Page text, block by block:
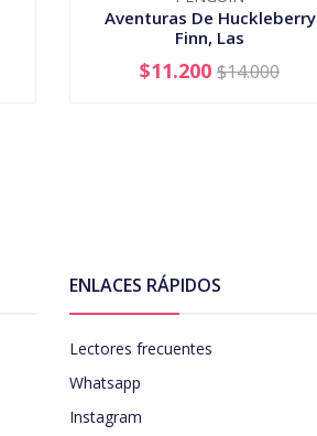
Aventuras De Huckleberry
Finn, Las
+
$11.200 $14.000
ENLACES RÁPIDOS
Lectores frecuentes
Whatsapp
Instagram